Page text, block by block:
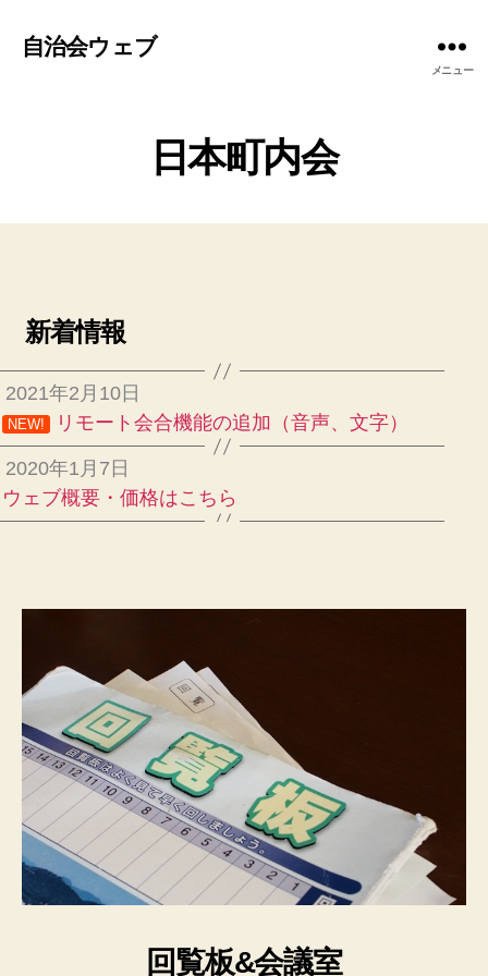
自治会ウェブ
メニュー
日本町内会
新着情報
2021年2月10日
NEW! リモート会合機能の追加（音声、文字）
2020年1月7日
ウェブ概要・価格はこちら
回覧板&会議室